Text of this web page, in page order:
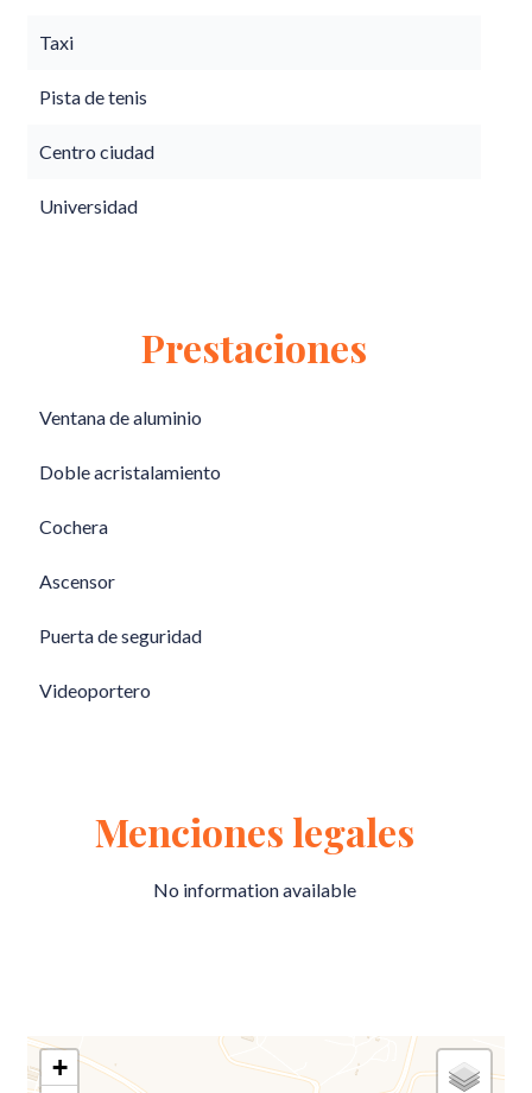
Taxi
Pista de tenis
Centro ciudad
Universidad
Prestaciones
Ventana de aluminio
Doble acristalamiento
Cochera
Ascensor
Puerta de seguridad
Videoportero
Menciones legales
No information available
+